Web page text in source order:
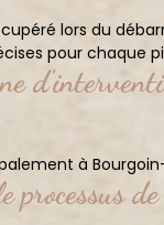
lors du
pour chaque
à
processus